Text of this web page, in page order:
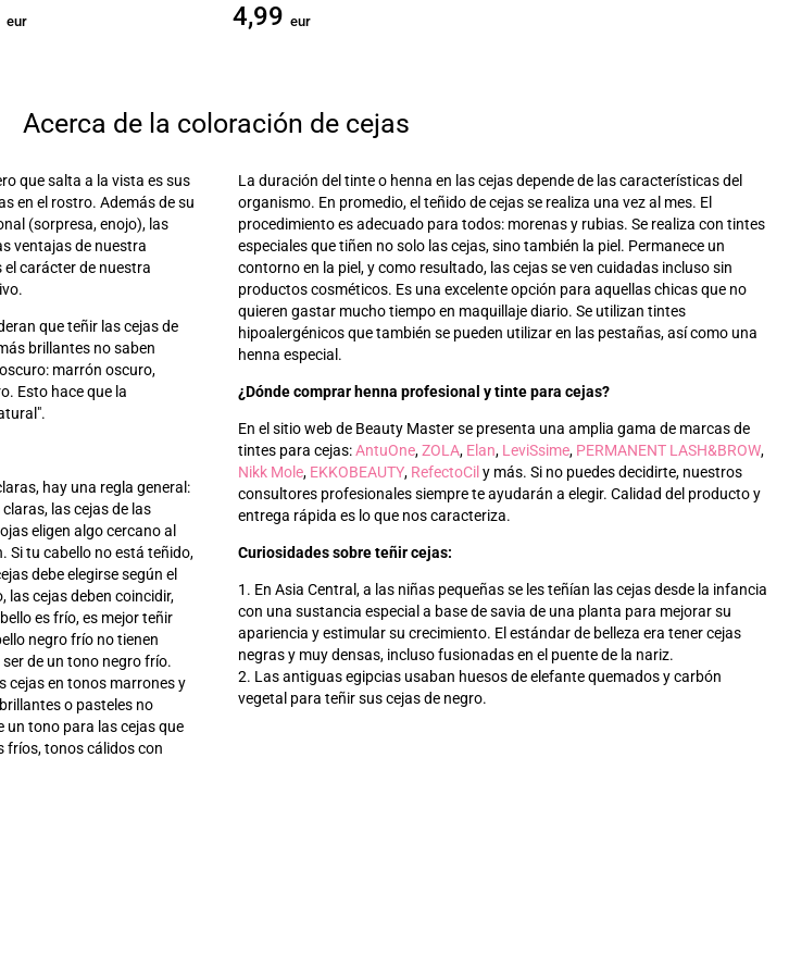
eur 4,99 eur
Acerca de la coloración de cejas
que salta a la vista essus
en el rostro. Además de su
(sorpresa, enojo), las
ventajas de nuestra
el carácter de nuestra
que teñir las cejas de
brillantes no saben
marrón oscuro,
Esto hace que la
".
hay una regla general:
las cejas de las
eligen algo cercano al
Si tu cabello no está teñido,
debe elegirse según el
las cejas deben coincidir,
es frío, es mejor teñir
negro frío no tienen
de un tono negro frío.
cejas en tonos marrones y
o pasteles no
un tono para las cejas que
fríos, tonos cálidos con
La duración del tinte o henna en las cejas depende de las características del
organismo. En promedio, el teñido de cejas se realiza una vez al mes. El
procedimiento es adecuado para todos: morenas y rubias. Se realiza con tintes
especiales que tiñen no solo las cejas, sino también la piel. Permanece un
contorno en la piel, y como resultado, las cejas se ven cuidadas incluso sin
productos cosméticos. Es una excelente opción para aquellas chicas que no
quieren gastar mucho tiempo en maquillaje diario. Se utilizan tintes
hipoalergénicos que también se pueden utilizar en las pestañas, así como una
henna especial.
¿Dónde comprar henna profesional y tinte para cejas?
En el sitio web de Beauty Master se presenta una amplia gama de marcas de
tintes para cejas:AntuOne,ZOLA, Elan, LeviSsime, PERMANENT LASH&BROW,
Nikk Mole, EKKOBEAUTY, RefectoCil y más. Si no puedes decidirte, nuestros
consultores profesionales siempre te ayudarán a elegir. Calidad del producto y
entrega rápida es lo que nos caracteriza.
Curiosidades sobre teñir cejas:
1. En Asia Central, a las niñas pequeñas se les teñían las cejas desde la infancia
con una sustancia especial a base de savia de una planta para mejorar su
apariencia y estimular su crecimiento. El estándar de belleza era tener cejas
negras y muy densas, incluso fusionadas en el puente de la nariz.
2. Las antiguas egipcias usaban huesos de elefante quemados y carbón
vegetal para teñir sus cejas de negro.